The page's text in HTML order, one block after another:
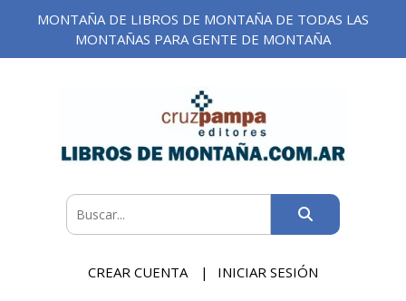
MONTAÑA DE LIBROS DE MONTAÑA DE TODAS LAS
MONTAÑAS PARA GENTE DE MONTAÑA
CREAR CUENTA INICIAR SESIÓN